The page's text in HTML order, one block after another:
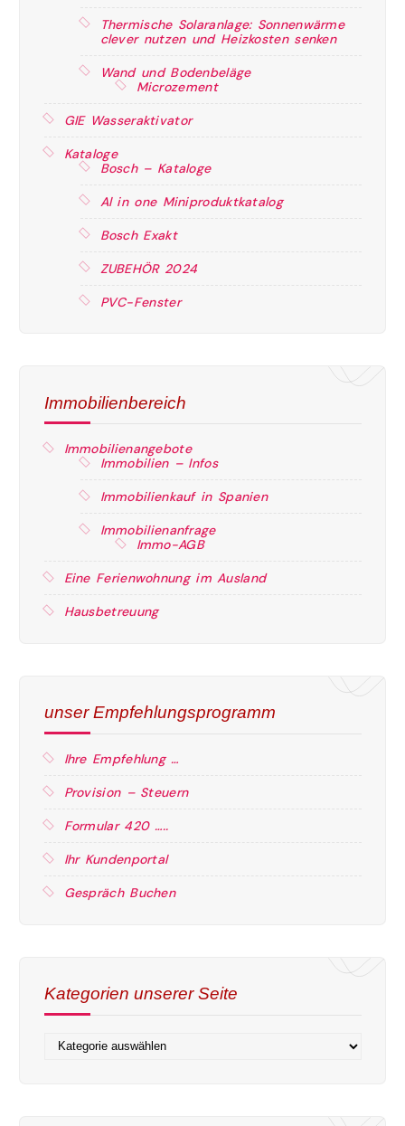
Thermische Solaranlage: Sonnenwärme
clever nutzen und Heizkosten senken
Wand und Bodenbeläge
Microzement
GIE Wasseraktivator
Kataloge
Bosch – Kataloge
Al in one Miniproduktkatalog
Bosch Exakt
ZUBEHÖR 2024
PVC-Fenster
Immobilienbereich
Immobilienangebote
Immobilien – Infos
Immobilienkauf in Spanien
Immobilienanfrage
Immo-AGB
Eine Ferienwohnung im Ausland
Hausbetreuung
unser Empfehlungsprogramm
Ihre Empfehlung …
Provision – Steuern
Formular 420 …..
Ihr Kundenportal
Gespräch Buchen
Kategorien unserer Seite